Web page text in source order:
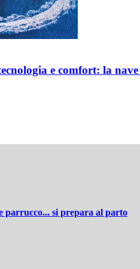
e comfort: la
parrucco... si prepara al parto